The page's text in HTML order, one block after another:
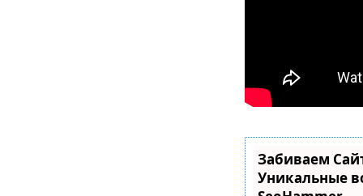
Забиваем
Уникальные